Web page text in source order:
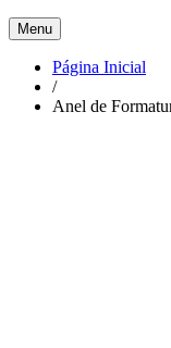
Menu
Página Inicial
/
Anel de